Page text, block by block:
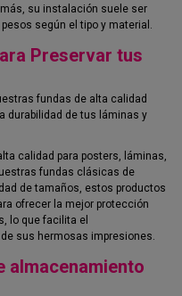
su instalación suele ser
según el tipo y material.
Preservar tus
fundas de alta calidad
durabilidad de tus láminas y
calidad para posters, láminas,
fundas clásicas de
de tamaños, estos productos
ofrecer la mejor protección
lo que facilita el
sus hermosas impresiones.
almacenamiento